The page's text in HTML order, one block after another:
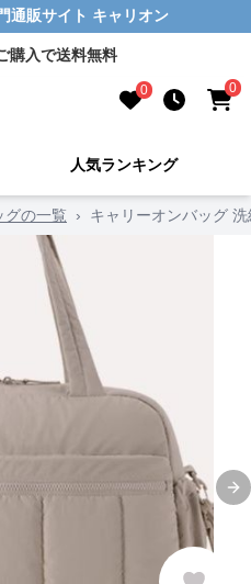
通販サイト キャリオン
購入で送料無料
0 0
人気ランキング
グの一覧 › キャリーオンバッグ